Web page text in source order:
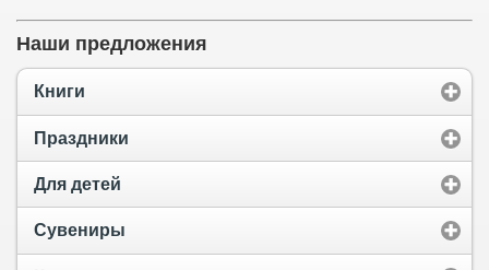
Наши предложения
Книги
Праздники
Для детей
Сувениры